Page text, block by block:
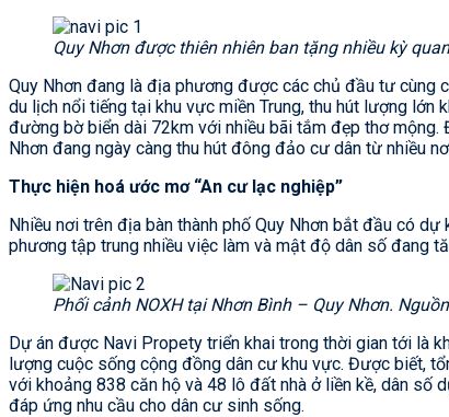
Quy Nhơn được thiên nhiên ban tặng nhiều kỳ
Quy Nhơn đang là địa phương được các chủ đầu tư cùng
du lịch nổi tiếng tại khu vực miền Trung, thu hút lượng lớn
đường bờ biển dài 72km với nhiều bãi tắm đẹp thơ mộng.
Nhơn đang ngày càng thu hút đông đảo cư dân từ nhiều
Thực hiện hoá ước mơ “An cư lạc nghiệp”
Nhiều nơi trên địa bàn thành phố Quy Nhơn bắt đầu có
phương tập trung nhiều việc làm và mật độ dân số đang
Phối cảnh NOXH tại Nhơn Bình – Quy Nhơn.
Dự án được Navi Propety triển khai trong thời gian tới là
lượng cuộc sống cộng đồng dân cư khu vực. Được biết,
với khoảng 838 căn hộ và 48 lô đất nhà ở liền kề, dân số
đáp ứng nhu cầu cho dân cư sinh sống.